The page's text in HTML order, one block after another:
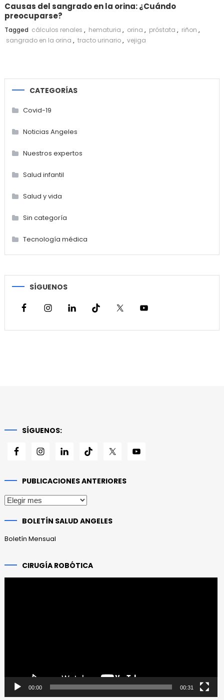
Causas del sangrado en la orina: ¿Cuándo
preocuparse?
Tagged cálculos renales , hematuria , orina , próstata , riñon ,
sangrado en la orina , tracto urinario, vejiga
CATEGORÍAS
Covid-19
Noticias Angeles
Nuestros expertos
Salud infantil
Salud y vida
Sin categoría
Tecnología médica
SÍGUENOS
SÍGUENOS:
PUBLICACIONES ANTERIORES
Publicaciones
BOLETÍN SALUD ANGELES
Boletín Mensual
CIRUGÍA ROBÓTICA
00:00 00:31